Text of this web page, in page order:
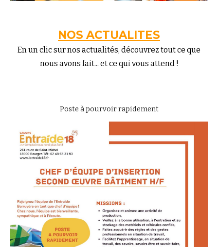
NOS ACTUALITES
En un clic sur nos actualités, découvrez tout ce que
nous avons fait... et ce qui vous attend !
Poste à pourvoir rapidement